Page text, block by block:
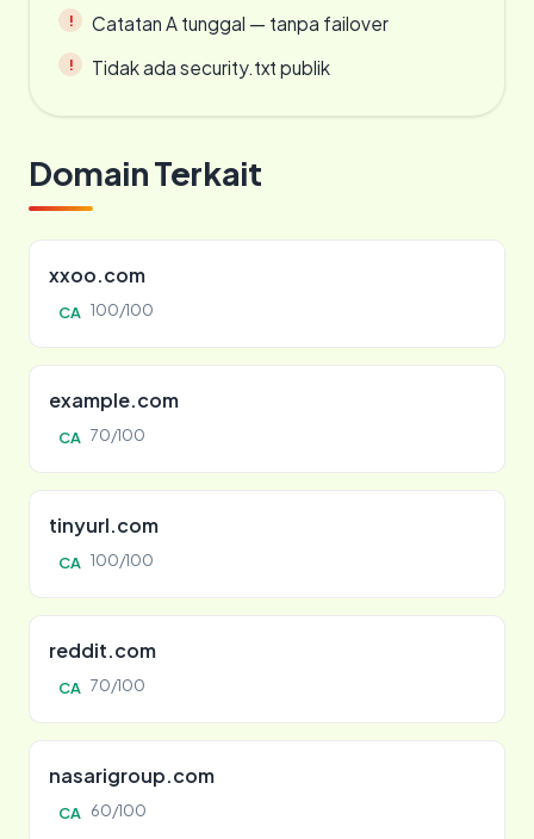
Catatan A tunggal — tanpa failover
Tidak ada security.txt publik
Domain Terkait
xxoo.com
CA 100/100
example.com
CA 70/100
tinyurl.com
CA 100/100
reddit.com
CA 70/100
nasarigroup.com
CA 60/100